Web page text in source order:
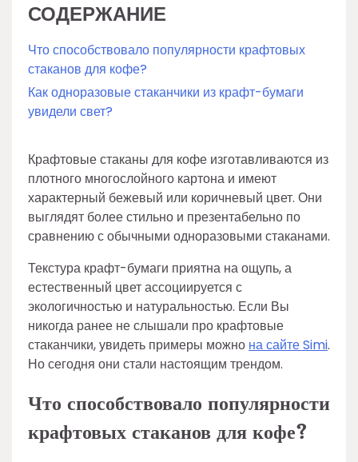
СОДЕРЖАНИЕ
Что способствовало популярности крафтовых
стаканов для кофе?
Как одноразовые стаканчики из крафт-бумаги
увидели свет?
Крафтовые стаканы для кофе изготавливаются из
плотного многослойного картона и имеют
характерный бежевый или коричневый цвет. Они
выглядят более стильно и презентабельно по
сравнению с обычными одноразовыми стаканами.
Текстура крафт-бумаги приятна на ощупь, а
естественный цвет ассоциируется с
экологичностью и натуральностью. Если Вы
никогда ранее не слышали про крафтовые
стаканчики, увидеть примеры можно на сайте Simi.
Но сегодня они стали настоящим трендом.
Что способствовало популярности
крафтовых стаканов для кофе?